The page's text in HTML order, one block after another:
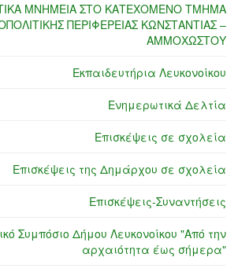
ΜΝΗΜΕΙΑ ΣΤΟ ΚΑΤΕΧΟΜΕΝΟ ΤΜΗΜΑ
ΠΕΡΙΦΕΡΕΙΑΣ ΚΩΝΣΤΑΝΤΙΑΣ –
ΑΜΜΟΧΩΣΤΟΥ
Εκπαιδευτήρια Λευκονοίκου
Ενημερωτικά Δελτία
Επισκέψεις σε σχολεία
Επισκέψεις της Δημάρχου σε σχολεία
Επισκέψεις-Συναντήσεις
Συμπόσιο Δήμου Λευκονοίκου "Από την
αρχαιότητα έως σήμερα"